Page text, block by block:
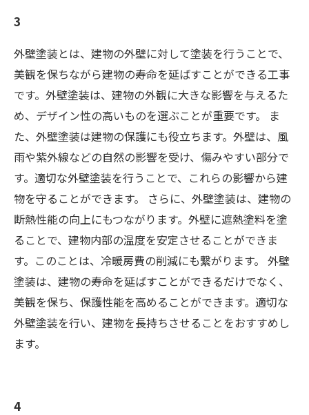
3
外壁塗装とは、建物の外壁に対して塗装を行うことで、
美観を保ちながら建物の寿命を延ばすことができる工事
です。外壁塗装は、建物の外観に大きな影響を与えるた
め、デザイン性の高いものを選ぶことが重要です。 ま
た、外壁塗装は建物の保護にも役立ちます。外壁は、風
雨や紫外線などの自然の影響を受け、傷みやすい部分で
す。適切な外壁塗装を行うことで、これらの影響から建
物を守ることができます。 さらに、外壁塗装は、建物の
断熱性能の向上にもつながります。外壁に遮熱塗料を塗
ることで、建物内部の温度を安定させることができま
す。このことは、冷暖房費の削減にも繋がります。 外壁
塗装は、建物の寿命を延ばすことができるだけでなく、
美観を保ち、保護性能を高めることができます。適切な
外壁塗装を行い、建物を長持ちさせることをおすすめし
ます。
4